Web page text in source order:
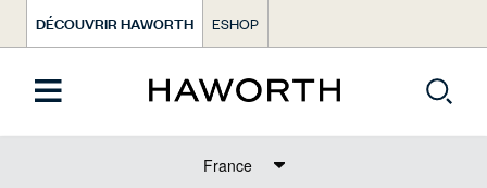
DÉCOUVRIR HAWORTH ESHOP
Text Dict Label